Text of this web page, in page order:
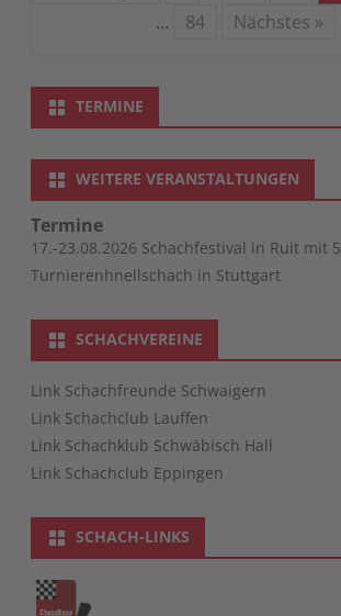
…
84 Nächstes »
TERMINE
WEITERE VERANSTALTUNGEN
Termine
17.-23.08.2026 Schachfestival in Ruit mit 5
Turnierenhnellschach in Stuttgart
SCHACHVEREINE
Link Schachfreunde Schwaigern
Link Schachclub Lauffen
Link Schachklub Schwäbisch Hall
Link Schachclub Eppingen
SCHACH-LINKS